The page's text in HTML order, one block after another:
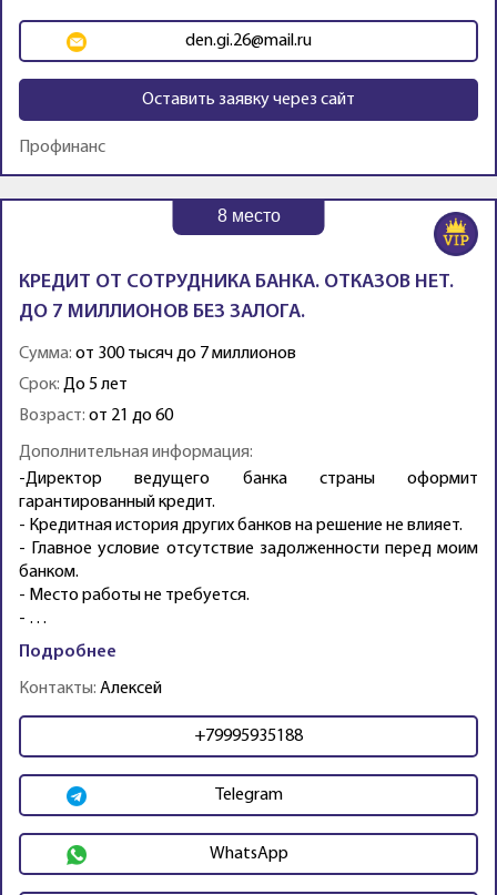
den.gi.26@mail.ru
Оставить заявку через сайт
Профинанс
8место
КРЕДИТ ОТ СОТРУДНИКА БАНКА. ОТКАЗОВ НЕТ.
ДО 7 МИЛЛИОНОВ БЕЗ ЗАЛОГА.
Сумма: от 300 тысяч до 7 миллионов
Срок: До 5 лет
Возраст: от 21 до 60
Дополнительная информация:
-Директор ведущего банка страны оформит
гарантированный кредит.
- Кредитная история других банков на решение не влияет.
- Главное условие отсутствие задолженности перед моим
банком.
- Место работы не требуется.
- …
Подробнее
Контакты: Алексей
+79995935188
Telegram
WhatsApp